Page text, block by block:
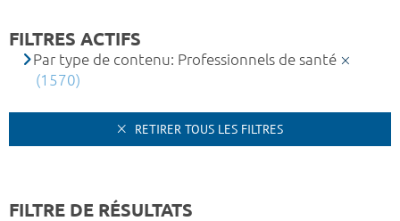
FILTRES ACTIFS
Par type de contenu: Professionnels de santé
(1570)
RETIRER TOUS LES FILTRES
FILTRE DE RÉSULTATS